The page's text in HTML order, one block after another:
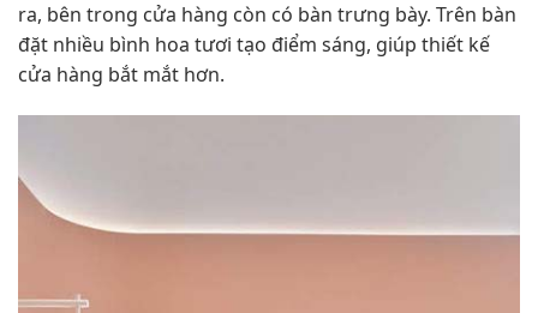
ra, bên trong cửa hàng còn có bàn trưng bày. Trên bàn
đặt nhiều bình hoa tươi tạo điểm sáng, giúp thiết kế
cửa hàng bắt mắt hơn.